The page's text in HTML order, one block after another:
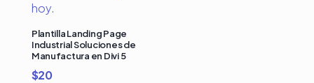
Plantilla Landing Page
Industrial Soluciones de
Manufactura en Divi 5
$20